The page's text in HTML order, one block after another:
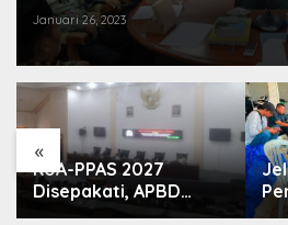
Januari 26, 2023
«
KUA-PPAS 2027
Disepakati, APBD
Sampang Defisit Rp